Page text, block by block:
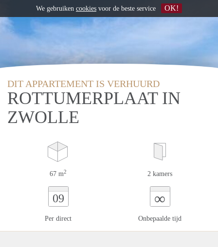
DIT APPARTEMENT IS VERHUURD
ROTTUMERPLAAT IN
ZWOLLE
67 m2 2 kamers
09
Per direct
∞
Onbepaalde tijd
We gebruiken cookies voor de beste service OK!